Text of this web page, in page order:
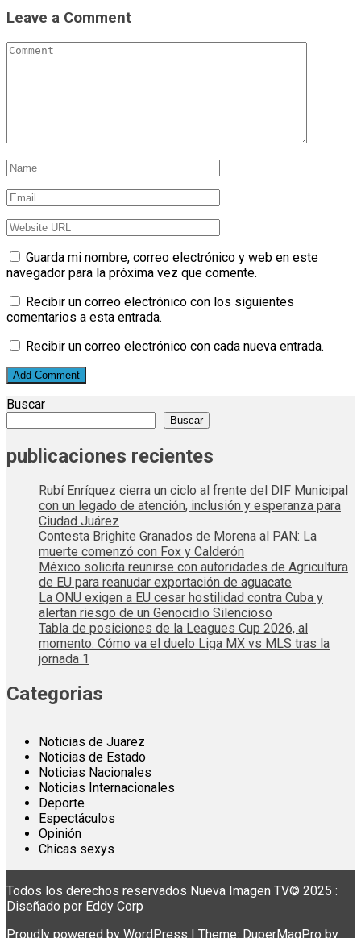
Leave a Comment
Guarda mi nombre, correo electrónico y web en este
navegador para la próxima vez que comente.
Recibir un correo electrónico con los siguientes
comentarios a esta entrada.
Recibir un correo electrónico con cada nueva entrada.
Buscar
Buscar
publicaciones recientes
Rubí Enríquez cierra un ciclo al frente del DIF Municipal
con un legado de atención, inclusión y esperanza para
Ciudad Juárez
Contesta Brighite Granados de Morena al PAN: La
muerte comenzó con Fox y Calderón
México solicita reunirse con autoridades de Agricultura
de EU para reanudar exportación de aguacate
La ONU exigen a EU cesar hostilidad contra Cuba y
alertan riesgo de un Genocidio Silencioso
Tabla de posiciones de la Leagues Cup 2026, al
momento: Cómo va el duelo Liga MX vs MLS tras la
jornada 1
Categorias
Noticias de Juarez
Noticias de Estado
Noticias Nacionales
Noticias Internacionales
Deporte
Espectáculos
Opinión
Chicas sexys
Todos los derechos reservados Nueva Imagen TV© 2025 :
Diseñado por Eddy Corp
Proudly powered by WordPress
Theme: DuperMagPro by